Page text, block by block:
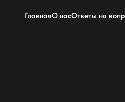
ГлавнаяО насОтветы на